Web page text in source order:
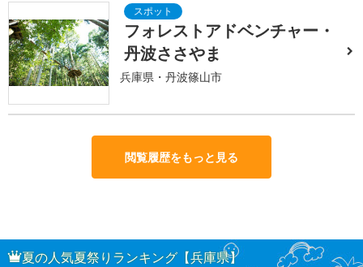
フォレストアドベンチャー・
丹波ささやま
兵庫県・丹波篠山市
閲覧履歴をもっと見る
夏の人気夏祭りランキング【兵庫県】